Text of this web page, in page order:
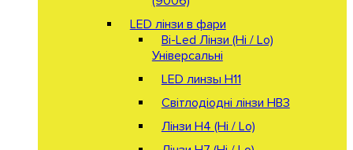
LED лінзи в фари
Bi-Led Лінзи (Hi / Lo)
Універсальні
LED линзы H11
Світлодіодні лінзи HB3
Лінзи Н4 (Hi / Lo)